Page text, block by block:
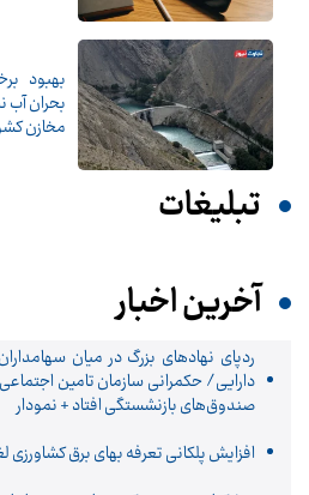
بهبود
بحران
مخازن
تبلیغات
آخرین اخبار
دارایی/ حکمرانی سازمان تامین
صندوق‌های بازنشستگی افتاد + نمودار
افزایش پلکانی تعرفه بهای برق کشاورزی